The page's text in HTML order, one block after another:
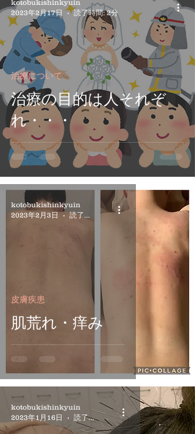
治療の目的は人それぞ
れ・・・
治療について
kotobukishinkyuin
2023年2月17日
読了時間: 2分
肌荒れ・痒み
皮膚疾患
kotobukishinkyuin
2023年2月3日
読了時間: 1分
kotobukishinkyuin
2023年1月16日
読了時間: 1分